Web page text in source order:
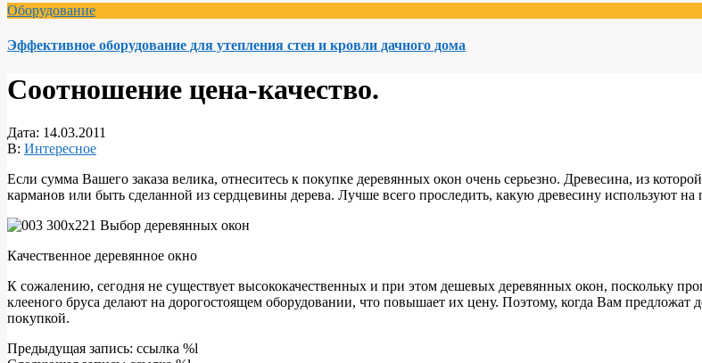
Оборудование
Эффективное оборудование для утепления стен и кровли дачного дома
Соотношение цена-качество.
Дата: 14.03.2011
В: Интересное
Если сумма Вашего заказа велика, отнеситесь к покупке деревянных окон очень серьезно. Древесина, из
карманов или быть сделанной из сердцевины дерева. Лучше всего проследить, какую древесину используют
Качественное деревянное окно
К сожалению, сегодня не существует высококачественных и при этом дешевых деревянных окон, поскольку
клееного бруса делают на дорогостоящем оборудовании, что повышает их цену. Поэтому, когда Вам предложат
покупкой.
2011-
Предыдущая запись: ссылка %l